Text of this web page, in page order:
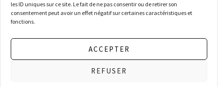
les ID uniques sur ce site. Le fait de ne pas consentir ou de retirer son
consentement peut avoir un effet négatif sur certaines caractéristiques et
fonctions.
ACCEPTER
REFUSER
© 2026 Djoopy. Tous droits réservés. Merci de soutenir notre aventure !